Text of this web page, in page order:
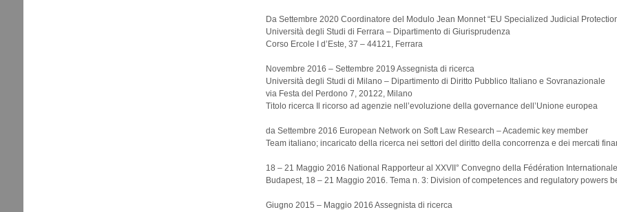
Da Settembre 2020 Coordinatore del Modulo Jean Monnet “EU Specialized Judicial
Università degli Studi di Ferrara – Dipartimento di Giurisprudenza
Corso Ercole I d’Este, 37 – 44121, Ferrara
Novembre 2016 – Settembre 2019 Assegnista di ricerca
Università degli Studi di Milano – Dipartimento di Diritto Pubblico Italiano e Sovranazionale
via Festa del Perdono 7, 20122, Milano
Titolo ricerca Il ricorso ad agenzie nell’evoluzione della governance dell’Unione europea
da Settembre 2016 European Network on Soft Law Research – Academic key member
Team italiano; incaricato della ricerca nei settori del diritto della concorrenza e dei mercati
18 – 21 Maggio 2016 National Rapporteur al XXVII° Convegno della Fédération
Budapest, 18 – 21 Maggio 2016. Tema n. 3: Division of competences and regulatory powers
Giugno 2015 – Maggio 2016 Assegnista di ricerca